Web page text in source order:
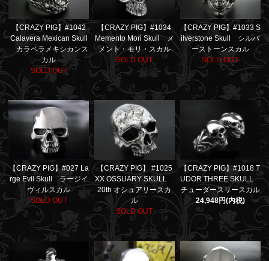
【CRAZY PIG】#1042
Calavera Mexican Skull
カラベラメキシカンス
カル
SOLD OUT
【CRAZY PIG】#1034
Memento Mori Skull メ
メント・モリ・スカル
SOLD OUT
【CRAZY PIG】#1033 S
ilverstone Skull シルバ
ーストーンスカル
SOLD OUT
【CRAZY PIG】#027 La
rge Evil Skull ラージイ
ヴィルスカル
SOLD OUT
【CRAZY PIG】 #1025
XX OSSUARY SKULL
20th オシュアリースカ
ル
SOLD OUT
【CRAZY PIG】#1018 T
UDOR THREE SKULL
チューダースリースカル
24,948円(内税)